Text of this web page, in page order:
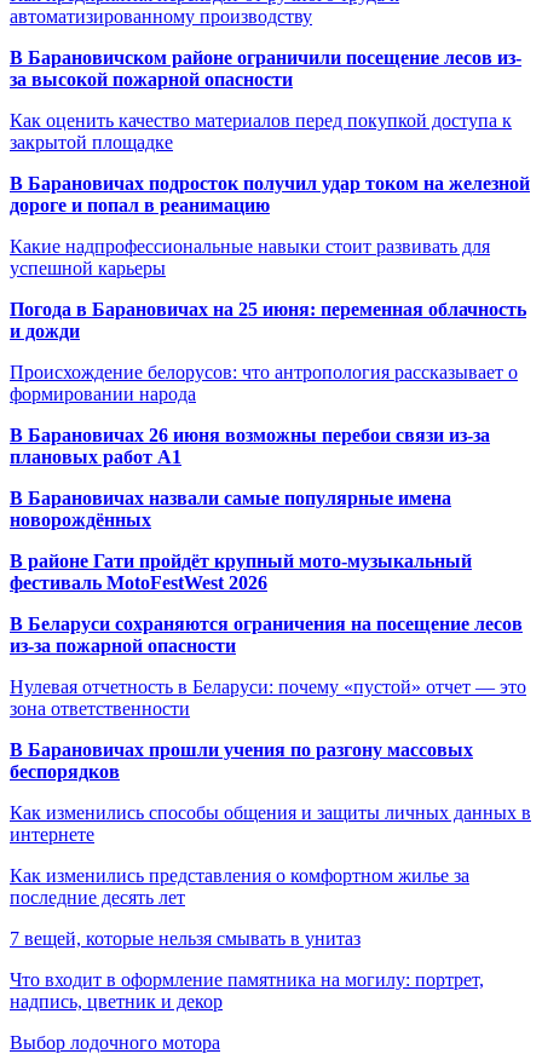
автоматизированному производству
В Барановичском районе ограничили посещение лесов из-
за высокой пожарной опасности
Как оценить качество материалов перед покупкой доступа к
закрытой площадке
В Барановичах подросток получил удар током на железной
дороге и попал в реанимацию
Какие надпрофессиональные навыки стоит развивать для
успешной карьеры
Погода в Барановичах на 25 июня: переменная облачность
и дожди
Происхождение белорусов: что антропология рассказывает о
формировании народа
В Барановичах 26 июня возможны перебои связи из-за
плановых работ A1
В Барановичах назвали самые популярные имена
новорождённых
В районе Гати пройдёт крупный мото-музыкальный
фестиваль MotoFestWest 2026
В Беларуси сохраняются ограничения на посещение лесов
из-за пожарной опасности
Нулевая отчетность в Беларуси: почему «пустой» отчет — это
зона ответственности
В Барановичах прошли учения по разгону массовых
беспорядков
Как изменились способы общения и защиты личных данных в
интернете
Как изменились представления о комфортном жилье за
последние десять лет
7 вещей, которые нельзя смывать в унитаз
Что входит в оформление памятника на могилу: портрет,
надпись, цветник и декор
Выбор лодочного мотора